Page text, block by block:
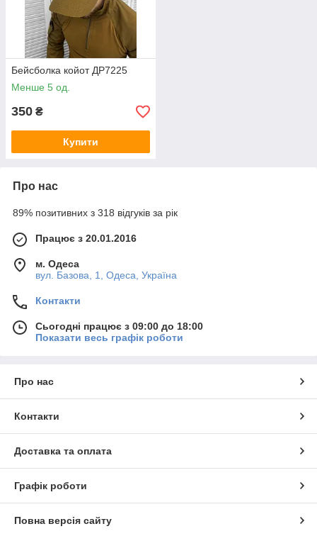
Бейсболка койот ДР7225
Менше 5 од.
350 ₴
Купити
Про нас
89% позитивних з 318 відгуків за рік
Працює з 20.01.2016
м. Одеса
вул. Базова, 1, Одеса, Україна
Контакти
Сьогодні працює з 09:00 до 18:00
Показати весь графік роботи
Про нас
Контакти
Доставка та оплата
Графік роботи
Повна версія сайту